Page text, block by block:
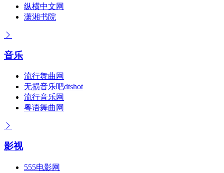
纵横中文网
潇湘书院
音乐
流行舞曲网
无损音乐吧dtshot
流行音乐网
粤语舞曲网
影视
555电影网